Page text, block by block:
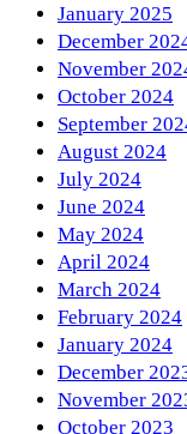
January 2025
December
November
October 2024
September
August 2024
July 2024
June 2024
May 2024
April 2024
March 2024
February 2024
January 2024
December
November
October 2023